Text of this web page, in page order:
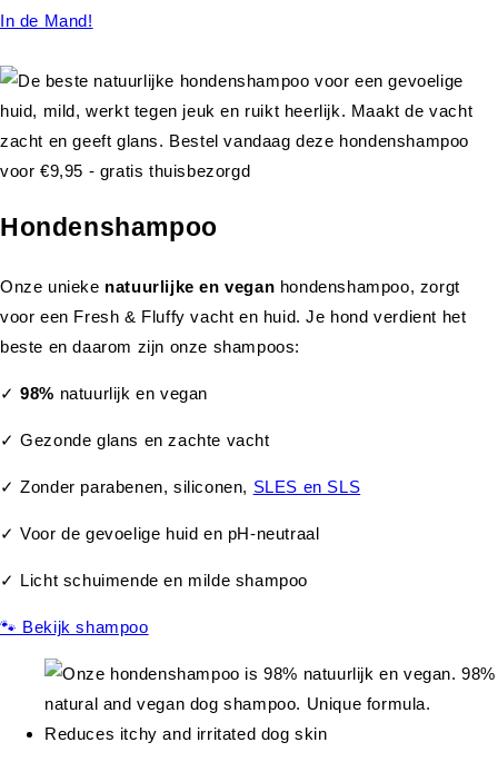
In de Mand!
Hondenshampoo
Onze unieke natuurlijke en vegan hondenshampoo, zorgt
voor een Fresh & Fluffy vacht en huid. Je hond verdient het
beste en daarom zijn onze shampoos:
✓98% natuurlijk en vegan
✓ Gezonde glans en zachte vacht
✓ Zonder parabenen, siliconen, SLES en SLS
✓ Voor de gevoelige huid en pH-neutraal
✓ Licht schuimende en milde shampoo
🐾 Bekijk shampoo